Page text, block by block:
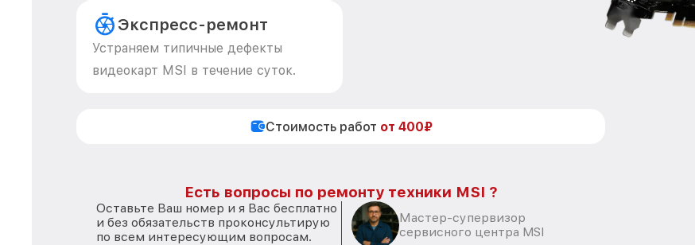
Экспресс-ремонт
Устраняем типичные дефекты
видеокарт MSI в течение суток.
Стоимость работ от 400₽
Есть вопросы по ремонту техники MSI ?
Оставьте Ваш номер и я Вас бесплатно
и без обязательств проконсультирую
по всем интересующим вопросам.
Мастер-супервизор
сервисного центра MSI